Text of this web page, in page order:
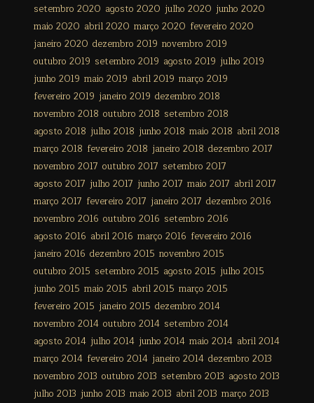
setembro 2020 agosto 2020 julho 2020 junho 2020
maio 2020 abril 2020 março 2020 fevereiro 2020
janeiro 2020 dezembro 2019 novembro 2019
outubro 2019 setembro 2019 agosto 2019 julho 2019
junho 2019 maio 2019 abril 2019 março 2019
fevereiro 2019 janeiro 2019 dezembro 2018
novembro 2018 outubro 2018 setembro 2018
agosto 2018 julho 2018 junho 2018 maio 2018 abril 2018
março 2018 fevereiro 2018 janeiro 2018 dezembro 2017
novembro 2017 outubro 2017 setembro 2017
agosto 2017 julho 2017 junho 2017 maio 2017 abril 2017
março 2017 fevereiro 2017 janeiro 2017 dezembro 2016
novembro 2016 outubro 2016 setembro 2016
agosto 2016 abril 2016 março 2016 fevereiro 2016
janeiro 2016 dezembro 2015 novembro 2015
outubro 2015 setembro 2015 agosto 2015 julho 2015
junho 2015 maio 2015 abril 2015 março 2015
fevereiro 2015 janeiro 2015 dezembro 2014
novembro 2014 outubro 2014 setembro 2014
agosto 2014 julho 2014 junho 2014 maio 2014 abril 2014
março 2014 fevereiro 2014 janeiro 2014 dezembro 2013
novembro 2013 outubro 2013 setembro 2013 agosto 2013
julho 2013 junho 2013 maio 2013 abril 2013 março 2013